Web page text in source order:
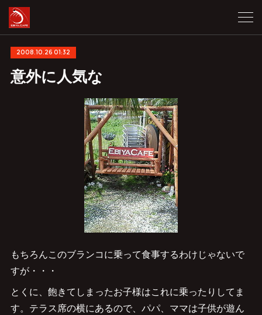
2008.10.26 01:32
意外に人気な
もちろんこのブランコに乗って食事するわけじゃないで
すが・・・
とくに、飽きてしまったお子様はこれに乗ったりしてま
す。テラス席の横にあるので、パパ、ママは子供が遊ん